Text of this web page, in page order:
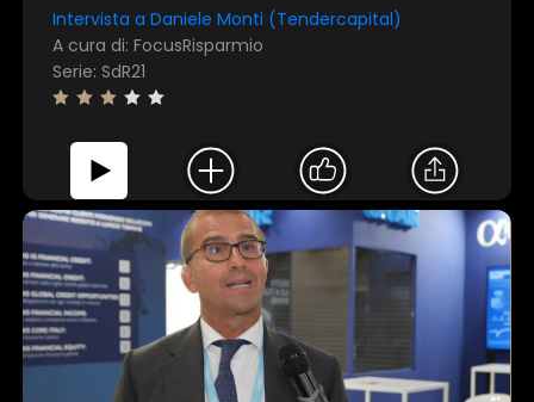
Intervista a Daniele Monti (Tendercapital)
A cura di: FocusRisparmio
Serie: SdR21